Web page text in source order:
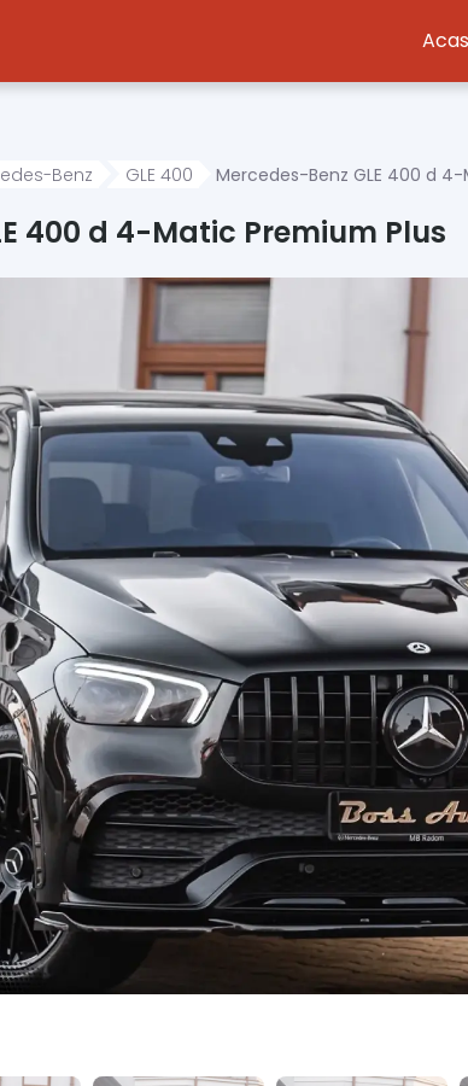
Benz GLE 400 Mercedes-Benz GLE 400 d
400 d 4-Matic Premium Plus